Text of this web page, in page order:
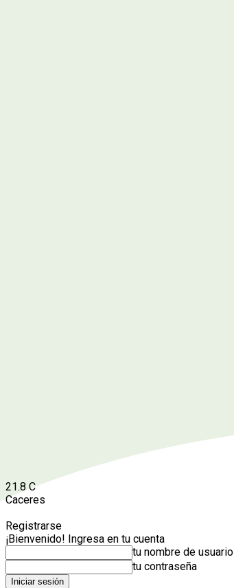
21.8 C
Caceres
Registrarse
¡Bienvenido! Ingresa en tu cuenta
tu nombre de usuario
tu contraseña